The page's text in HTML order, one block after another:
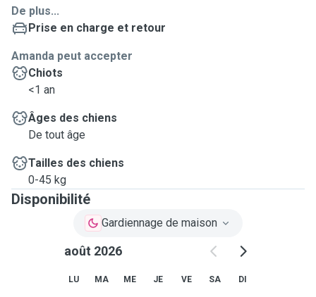
per day. Before confirming stays they need to meet.
Vaccinations need to be up to date.
Please feel free to reach out and we can discuss!
De plus...
Prise en charge et retour
Amanda peut accepter
Chiots
<1 an
Âges des chiens
De tout âge
Tailles des chiens
0-45 kg
Disponibilité
Gardiennage de maison
août 2026
LU MA ME JE VE SA DI